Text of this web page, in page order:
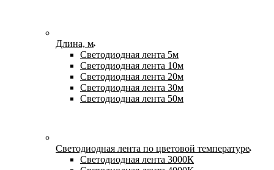
Длина, м
Светодиодная лента 5м
Светодиодная лента 10м
Светодиодная лента 20м
Светодиодная лента 30м
Светодиодная лента 50м
Светодиодная лента по цветовой температуре
Светодиодная лента 3000К